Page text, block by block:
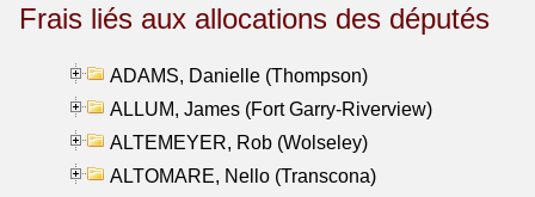
Frais liés aux allocations des députés
ADAMS, Danielle (Thompson)
ALLUM, James (Fort Garry-Riverview)
ALTEMEYER, Rob (Wolseley)
ALTOMARE, Nello (Transcona)